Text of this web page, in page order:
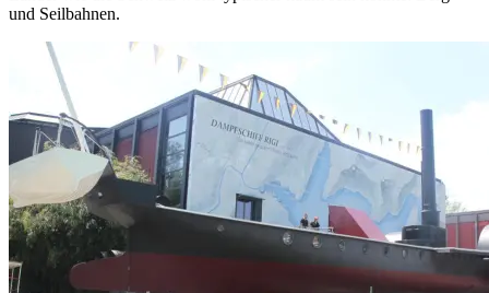
und Seilbahnen.